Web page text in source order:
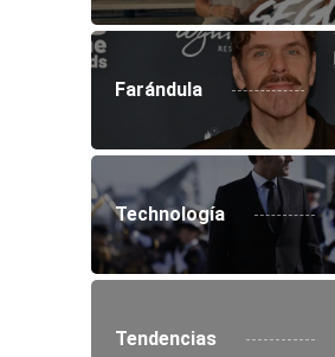
Farándula
Technología
Tendencias